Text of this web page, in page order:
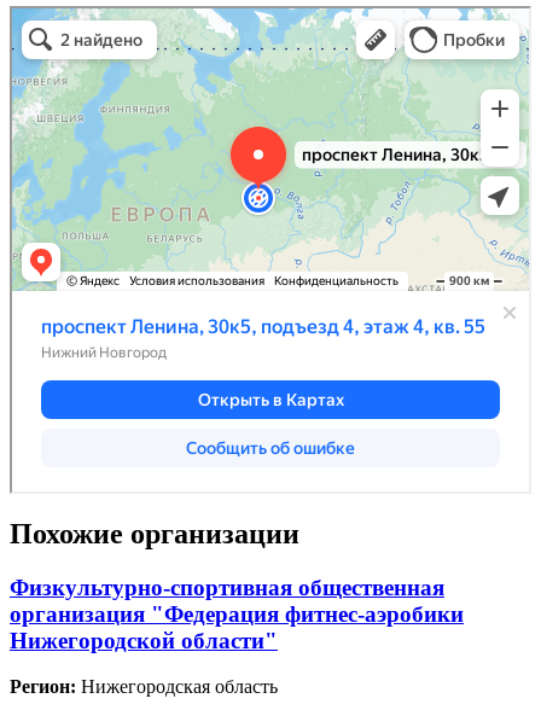
Похожие организации
Физкультурно-спортивная общественная
организация "Федерация фитнес-аэробики
Нижегородской области"
Регион: Нижегородская область